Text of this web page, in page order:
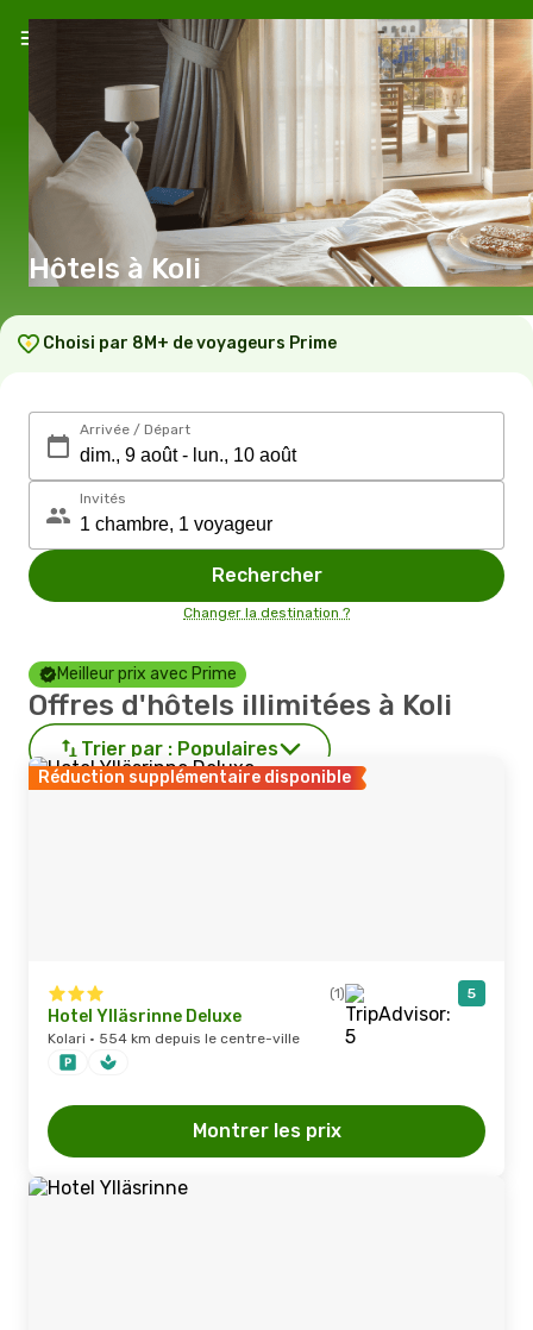
Hôtels à Koli
Choisi par 8M+ de voyageurs Prime
Arrivée / Départ
Invités
Rechercher
Changer la destination ?
Meilleur prix avec Prime
Offres d'hôtels illimitées à Koli
Trier par : Populaires
Réduction supplémentaire disponible
(1) 5
Hotel Ylläsrinne Deluxe
Kolari · 554 km depuis le centre-ville
Montrer les prix